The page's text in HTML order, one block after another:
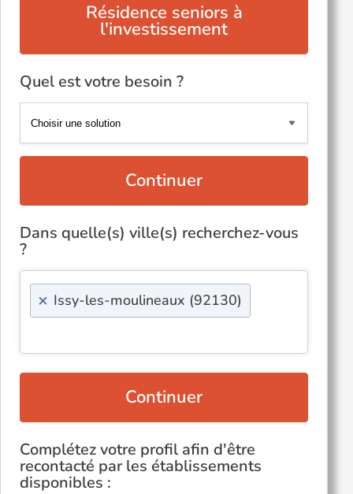
Résidence seniors à
l'investissement
Quel est votre besoin ?
Continuer
Dans quelle(s) ville(s) recherchez-vous
?
× Issy-les-moulineaux (92130)
Continuer
Complétez votre profil afin d'être
recontacté par les établissements
disponibles :